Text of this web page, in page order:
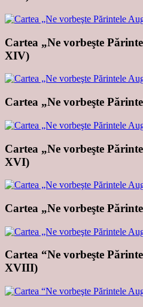
Cartea „Ne vorbeşte
XIV)
Cartea „Ne vorbeşte
Cartea „Ne vorbeşte
XVI)
Cartea „Ne vorbeşte
Cartea “Ne vorbeşte
XVIII)